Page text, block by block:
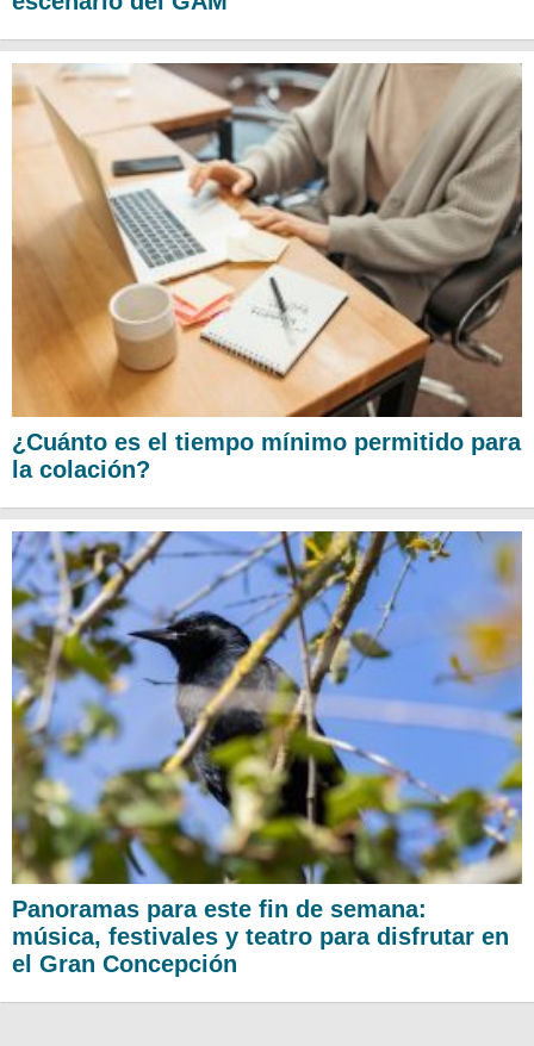
¿Cuánto es el tiempo mínimo permitido para
la colación?
Panoramas para este fin de semana:
música, festivales y teatro para disfrutar en
el Gran Concepción